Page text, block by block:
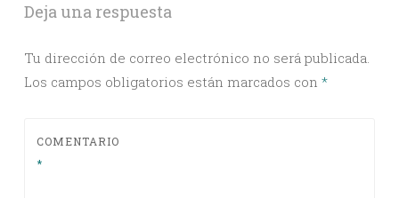
Deja una respuesta
Tu dirección de correo electrónico no será publicada.
Los campos obligatorios están marcados con *
COMENTARIO
*